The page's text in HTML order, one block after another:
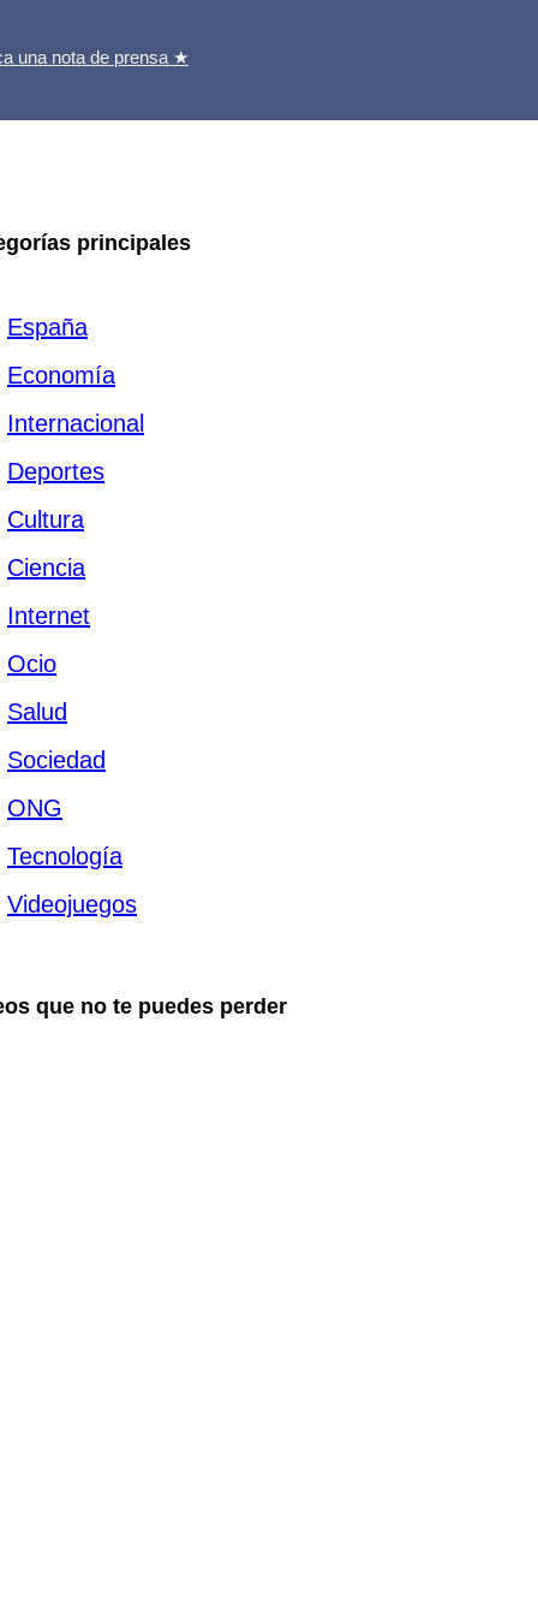
una nota de prensa ★
principales
España
Economía
Internacional
Deportes
Cultura
Ciencia
Internet
Ocio
Salud
Sociedad
ONG
Tecnología
Videojuegos
que no te puedes perder